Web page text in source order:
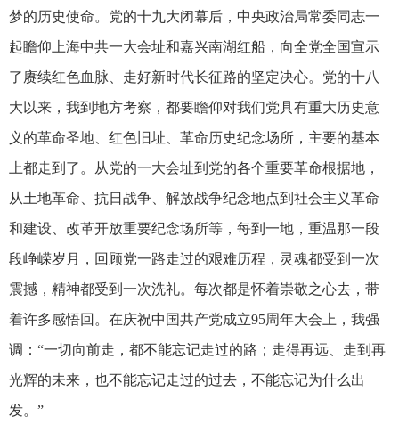
梦的历史使命。党的十九大闭幕后，中央政治局常委同志一
起瞻仰上海中共一大会址和嘉兴南湖红船，向全党全国宣示
了赓续红色血脉、走好新时代长征路的坚定决心。党的十八
大以来，我到地方考察，都要瞻仰对我们党具有重大历史意
义的革命圣地、红色旧址、革命历史纪念场所，主要的基本
上都走到了。从党的一大会址到党的各个重要革命根据地，
从土地革命、抗日战争、解放战争纪念地点到社会主义革命
和建设、改革开放重要纪念场所等，每到一地，重温那一段
段峥嵘岁月，回顾党一路走过的艰难历程，灵魂都受到一次
震撼，精神都受到一次洗礼。每次都是怀着崇敬之心去，带
着许多感悟回。在庆祝中国共产党成立95周年大会上，我强
调：“一切向前走，都不能忘记走过的路；走得再远、走到再
光辉的未来，也不能忘记走过的过去，不能忘记为什么出
发。”